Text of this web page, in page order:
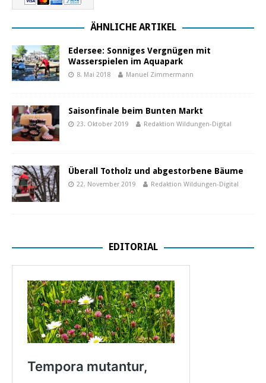
ÄHNLICHE ARTIKEL
Edersee: Sonniges Vergnügen mit
Wasserspielen im Aquapark
8. Mai 2018 Manuel Zimmermann
Saisonfinale beim Bunten Markt
23. Oktober 2019 Redaktion Wildungen-Digital
Überall Totholz und abgestorbene Bäume
22. November 2019 Redaktion Wildungen-Digital
EDITORIAL